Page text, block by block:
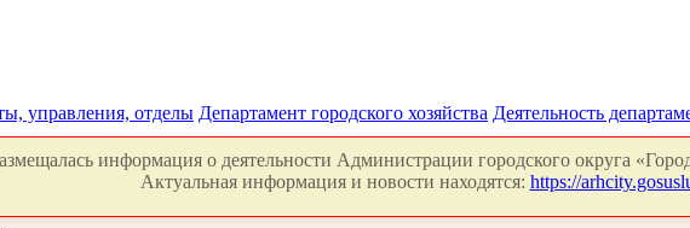
управления, отделы Департамент городского хозяйства Деятельность
информация о деятельности Администрации городского округа
Актуальная информация и новости находятся: https://